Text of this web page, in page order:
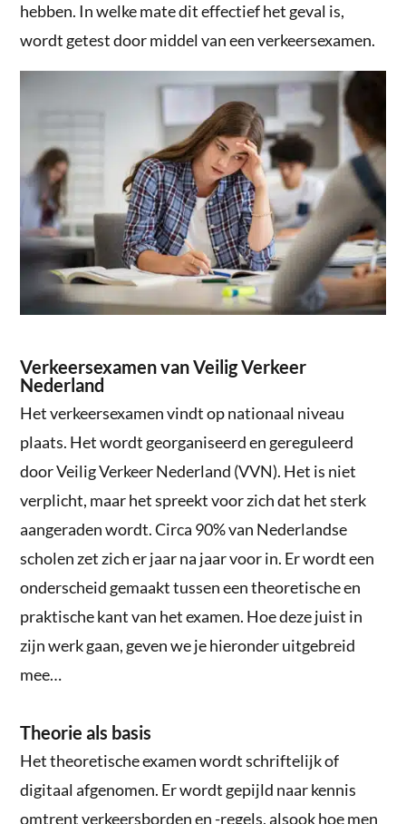
hebben. In welke mate dit effectief het geval is,
wordt getest door middel van een verkeersexamen.
Verkeersexamen van Veilig Verkeer
Nederland
Het verkeersexamen vindt op nationaal niveau
plaats. Het wordt georganiseerd en gereguleerd
door Veilig Verkeer Nederland (VVN). Het is niet
verplicht, maar het spreekt voor zich dat het sterk
aangeraden wordt. Circa 90% van Nederlandse
scholen zet zich er jaar na jaar voor in. Er wordt een
onderscheid gemaakt tussen een theoretische en
praktische kant van het examen. Hoe deze juist in
zijn werk gaan, geven we je hieronder uitgebreid
mee…
Theorie als basis
Het theoretische examen wordt schriftelijk of
digitaal afgenomen. Er wordt gepijld naar kennis
omtrent verkeersborden en -regels, alsook hoe men